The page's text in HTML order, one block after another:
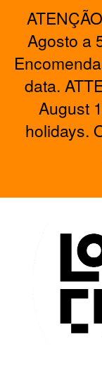
Agosto a
data.
August
holidays.